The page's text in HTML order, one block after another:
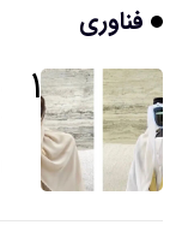
فناوری
۱